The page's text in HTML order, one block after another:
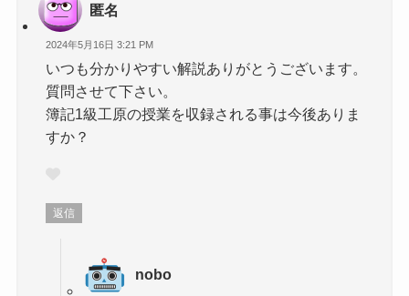
匿名
2024年5月16日 3:21 PM
いつも分かりやすい解説ありがとうございます。
質問させて下さい。
簿記1級工原の授業を収録される事は今後ありま
すか？
返信
nobo